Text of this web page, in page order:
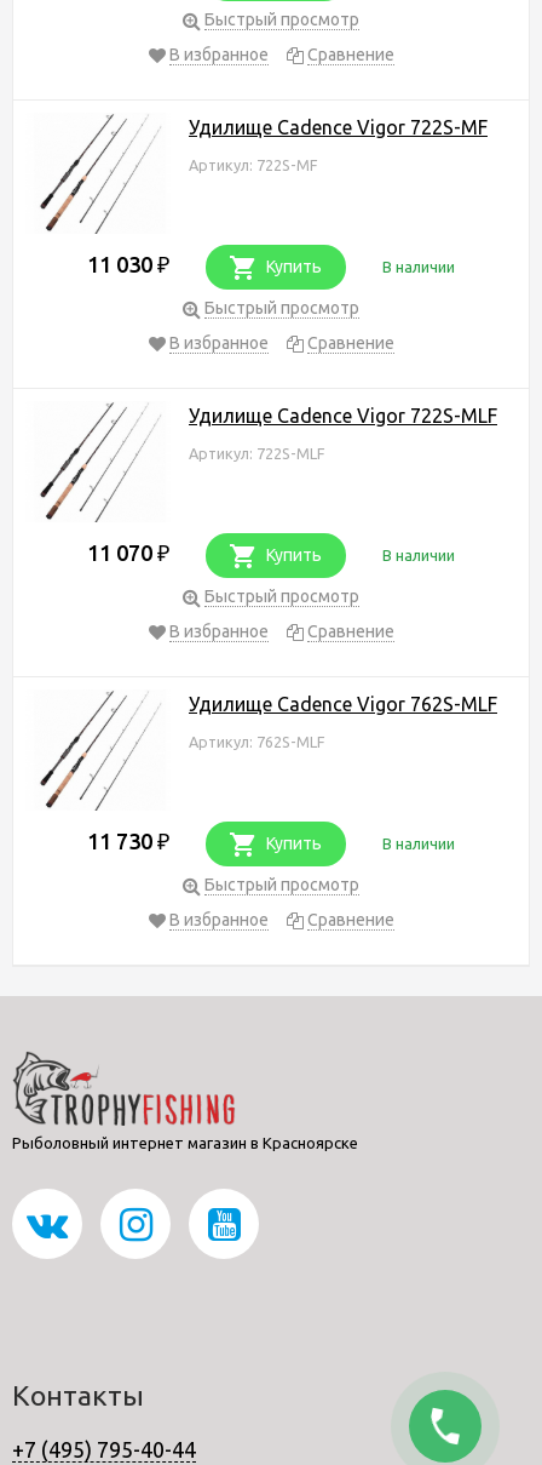
Быстрый просмотр
В избранное
Сравнение
Удилище Cadence Vigor 722S-MF
Артикул: 722S-MF
11 030 ₽ Купить В наличии
Быстрый просмотр
В избранное
Сравнение
Удилище Cadence Vigor 722S-MLF
Артикул: 722S-MLF
11 070 ₽ Купить В наличии
Быстрый просмотр
В избранное
Сравнение
Удилище Cadence Vigor 762S-MLF
Артикул: 762S-MLF
11 730 ₽ Купить В наличии
Быстрый просмотр
В избранное
Сравнение
Рыболовный интернет магазин в Красноярске
Контакты
+7 (495) 795-40-44